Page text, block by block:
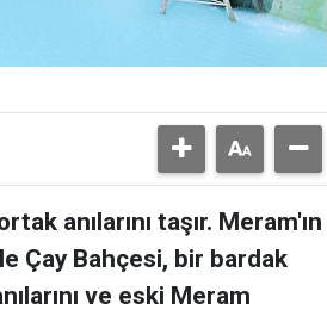
anılarını taşır. Meram'ın
Çay Bahçesi, bir bardak
ve eski Meram